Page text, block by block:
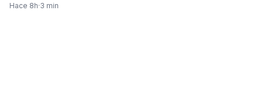
Hace 8h·3 min